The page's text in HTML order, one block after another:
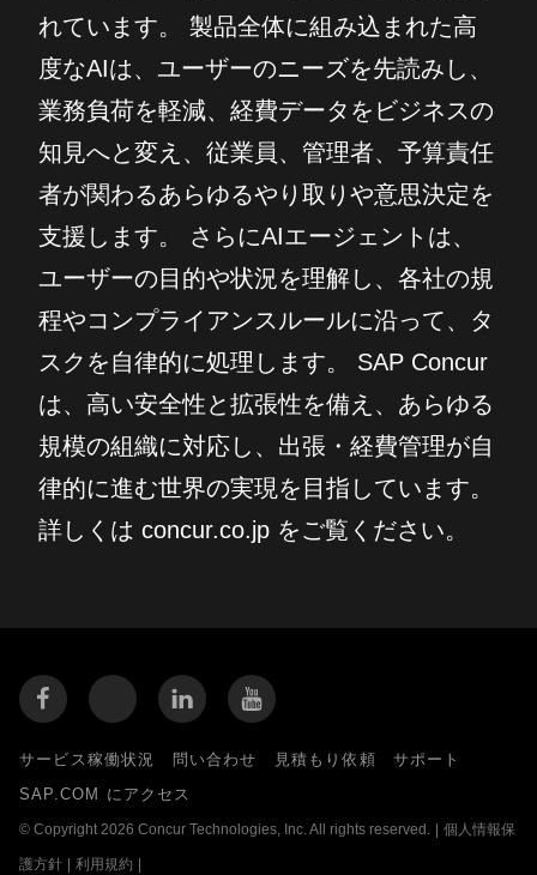
れています。 製品全体に組み込まれた高
度なAIは、ユーザーのニーズを先読みし、
業務負荷を軽減、経費データをビジネスの
知見へと変え、従業員、管理者、予算責任
者が関わるあらゆるやり取りや意思決定を
支援します。 さらにAIエージェントは、
ユーザーの目的や状況を理解し、各社の規
程やコンプライアンスルールに沿って、タ
スクを自律的に処理します。 SAP Concur
は、高い安全性と拡張性を備え、あらゆる
規模の組織に対応し、出張・経費管理が自
律的に進む世界の実現を目指しています。
詳しくは concur.co.jp をご覧ください。
サービス稼働状況 問い合わせ 見積もり依頼
サポート
SAP.COM にアクセス
© Copyright 2026 Concur Technologies, Inc. All rights reserved. 個人情報保
護方針 利用規約